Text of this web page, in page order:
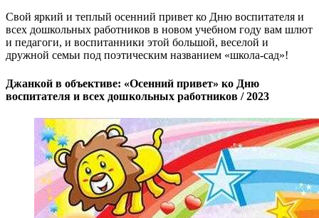
Свой яркий и теплый осенний привет ко Дню воспитателя и
всех дошкольных работников в новом учебном году вам шлют
и педагоги, и воспитанники этой большой, веселой и
дружной семьи под поэтическим названием «школа-сад»!
Джанкой в объективе: «Осенний привет» ко Дню
воспитателя и всех дошкольных работников / 2023